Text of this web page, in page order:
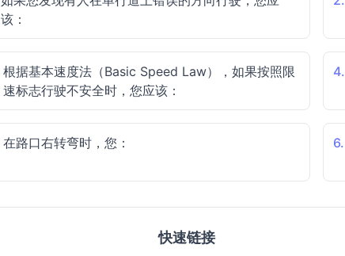
该：
根据基本速度法（Basic Speed Law），如果按照限
速标志行驶不安全时，您应该：
4.
在路口右转弯时，您： 6.
快速链接